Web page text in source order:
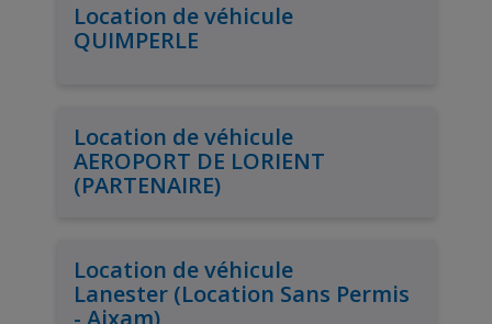
Location de véhicule
QUIMPERLE
Location de véhicule
AEROPORT DE LORIENT
(PARTENAIRE)
Location de véhicule
Lanester (Location Sans Permis
- Aixam)